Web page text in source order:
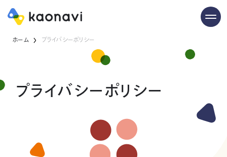
ホーム プライバシーポリシー
プライバシーポリシー